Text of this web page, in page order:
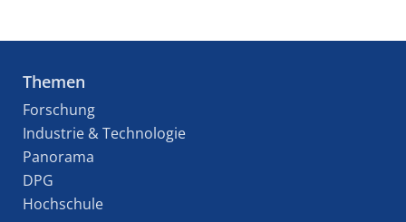
Themen
Forschung
Industrie & Technologie
Panorama
DPG
Hochschule